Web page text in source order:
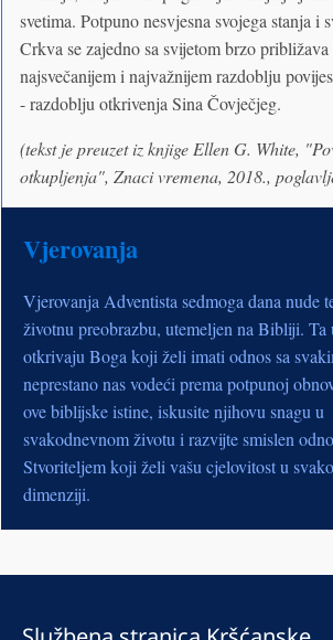
svetima. Potpuno nesvjesna svojega stanja i
Crkva se zajedno sa svijetom brzo približava
najsvečanijem i najvažnijem razdoblju
- razdoblju otkrivenja Sina Čovječjeg.
(tekst je preuzet iz knjige Ellen G. White,
otkupljenja", Znaci vremena, 2018.,
Vjerovanja
Vjerovanja Adventista sedmoga dana nude
životnu preobrazbu, utemeljen na Bibliji. Ta
otkrivaju Boga koji želi imati odnos sa
neprestano nas vodeći prema potpunoj
ove biblijske istine, iskusite njihovu snagu u
svakodnevnom životu i razvijte smislen
Stvoriteljem koji želi vašu cjelovitost u
dimenziji.